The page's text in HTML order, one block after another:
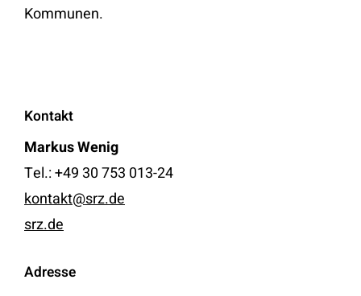
Kommunen.
Kontakt
Markus Wenig
Tel.: +49 30 753 013-24
kontakt@srz.de
srz.de
Adresse